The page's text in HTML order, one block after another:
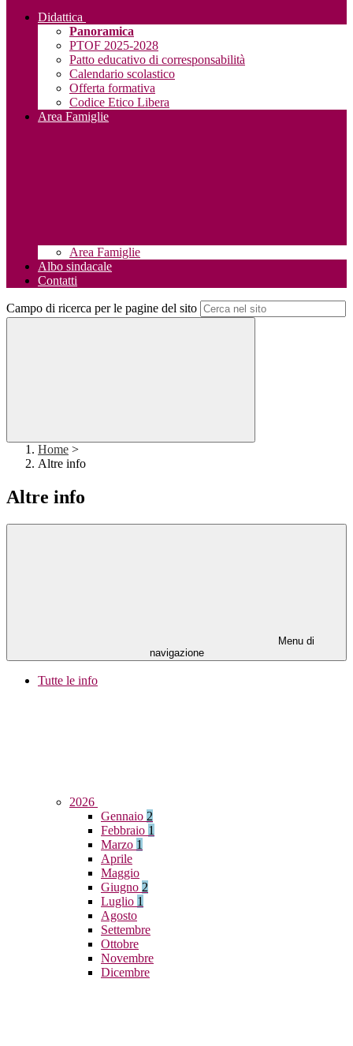
Didattica
Panoramica
PTOF 2025-2028
Patto educativo di corresponsabilità
Calendario scolastico
Offerta formativa
Codice Etico Libera
Area Famiglie
Area Famiglie
Albo sindacale
Contatti
Campo di ricerca per le pagine del sito
Home >
Altre info
Altre info
Menu di
navigazione
Tutte le info
2026
Gennaio 2
Febbraio 1
Marzo 1
Aprile
Maggio
Giugno 2
Luglio 1
Agosto
Settembre
Ottobre
Novembre
Dicembre